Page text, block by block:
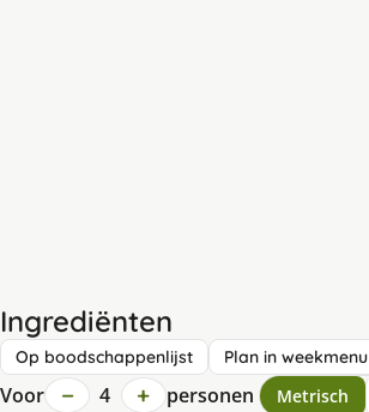
Ingrediënten
Op boodschappenlijst Plan in weekmenu
Voor − 4 + personen Metrisch